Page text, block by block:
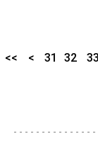
<< < 31 32 33